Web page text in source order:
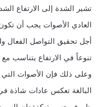
تشير الشدة إلى الارتفاع
العادي الأصوات يجب أن
أجل تحقيق التواصل الفعال
تنوعاً في الارتفاع يتناسب
وعلى ذلك فإن الأصوات التي
البالغة تعكس عادات شاذة